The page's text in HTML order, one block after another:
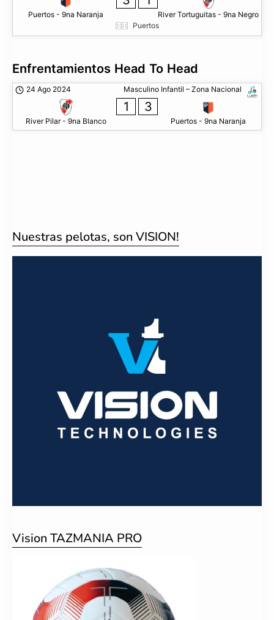
Puertos - 9na Naranja
River Tortuguitas - 9na Negro
Puertos
Enfrentamientos Head To Head
Masculino Infantil – Zona Nacional
24 Ago 2024
River Pilar - 9na Blanco
1 3
Puertos - 9na Naranja
Nuestras pelotas, son VISION!
Vision TAZMANIA PRO